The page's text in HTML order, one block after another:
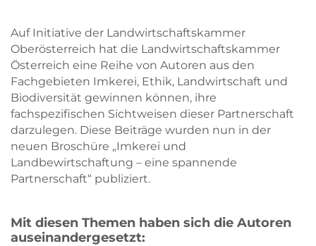
Auf Initiative der Landwirtschaftskammer
Oberösterreich hat die Landwirtschaftskammer
Österreich eine Reihe von Autoren aus den
Fachgebieten Imkerei, Ethik, Landwirtschaft und
Biodiversität gewinnen können, ihre
fachspezifischen Sichtweisen dieser Partnerschaft
darzulegen. Diese Beiträge wurden nun in der
neuen Broschüre „Imkerei und
Landbewirtschaftung – eine spannende
Partnerschaft“ publiziert.
Mit diesen Themen haben sich die Autoren
auseinandergesetzt: